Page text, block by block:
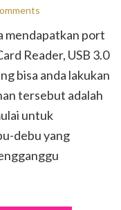
mendapatkan port
Reader, USB 3.0
bisa anda lakukan
tersebut adalah
untuk
debu yang